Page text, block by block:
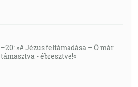
»A Jézus feltámadása – Ő már
- ébresztve!«